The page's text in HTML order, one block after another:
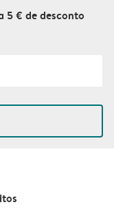
5 € de desconto